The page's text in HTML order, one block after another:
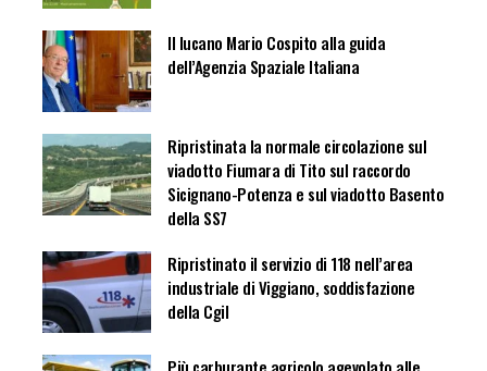
Il lucano Mario Cospito alla guida
dell’Agenzia Spaziale Italiana
Ripristinata la normale circolazione sul
viadotto Fiumara di Tito sul raccordo
Sicignano-Potenza e sul viadotto Basento
della SS7
Ripristinato il servizio di 118 nell’area
industriale di Viggiano, soddisfazione
della Cgil